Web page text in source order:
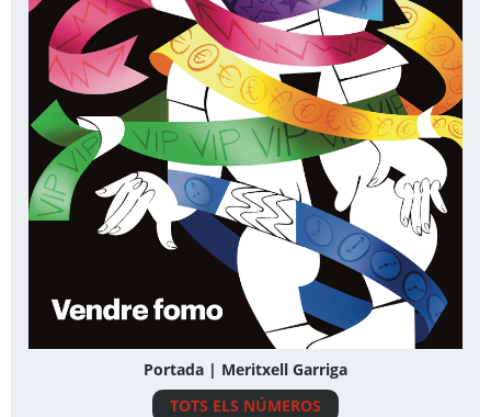
Portada | Meritxell Garriga
TOTS ELS NÚMEROS